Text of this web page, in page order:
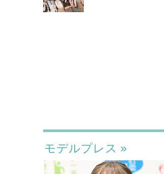
モデルプレス